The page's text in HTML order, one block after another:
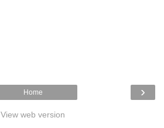
›
Home
View web version